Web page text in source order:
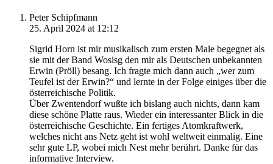
Peter Schipfmann
25. April 2024 at 12:12
Sigrid Horn ist mir musikalisch zum ersten Male begegnet als
sie mit der Band Wosisg den mir als Deutschen unbekannten
Erwin (Pröll) besang. Ich fragte mich dann auch „wer zum
Teufel ist der Erwin?“ und lernte in der Folge einiges über die
österreichische Politik.
Über Zwentendorf wußte ich bislang auch nichts, dann kam
diese schöne Platte raus. Wieder ein interessanter Blick in die
österreichische Geschichte. Ein fertiges Atomkraftwerk,
welches nicht ans Netz geht ist wohl weltweit einmalig. Eine
sehr gute LP, wobei mich Nest mehr berührt. Danke für das
informative Interview.